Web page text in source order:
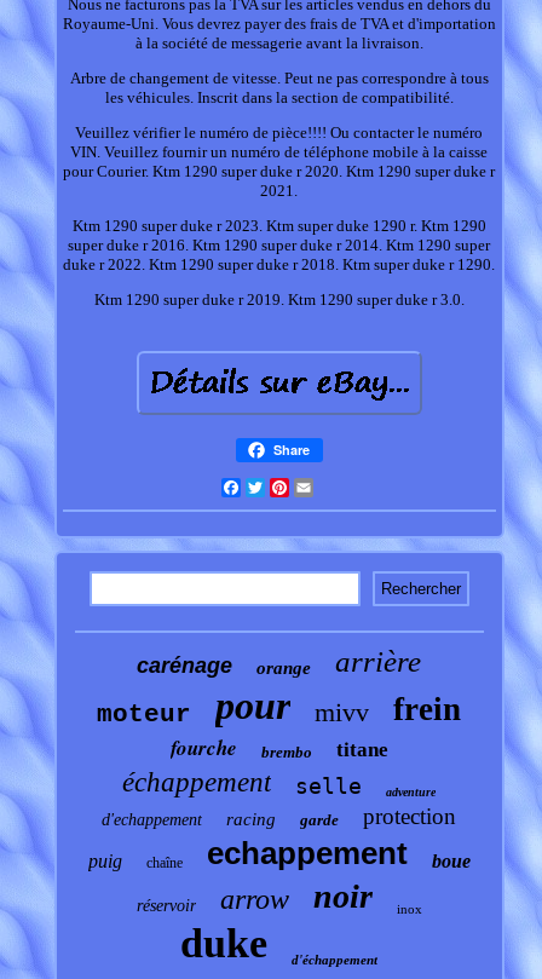
Nous ne facturons pas la TVA sur les articles vendus en dehors du
Royaume-Uni. Vous devrez payer des frais de TVA et d'importation
à la société de messagerie avant la livraison.
Arbre de changement de vitesse. Peut ne pas correspondre à tous
les véhicules. Inscrit dans la section de compatibilité.
Veuillez vérifier le numéro de pièce!!!! Ou contacter le numéro
VIN. Veuillez fournir un numéro de téléphone mobile à la caisse
pour Courier. Ktm 1290 super duke r 2020. Ktm 1290 super duke r
2021.
Ktm 1290 super duke r 2023. Ktm super duke 1290 r. Ktm 1290
super duke r 2016. Ktm 1290 super duke r 2014. Ktm 1290 super
duke r 2022. Ktm 1290 super duke r 2018. Ktm super duke r 1290.
Ktm 1290 super duke r 2019. Ktm 1290 super duke r 3.0.
Share
Facebook
TwitterPinterest
carénage orange arrière
moteur pour mivv frein
fourche brembo titane
échappement selle adventure
d'echappement racing garde protection
puig chaîne echappement boue
réservoir arrow noir inox
duke d'échappement